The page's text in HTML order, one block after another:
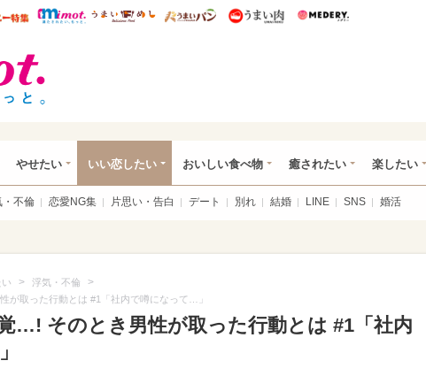
マ* ウレぴあ総研 ディズニー特集
mimot. うまいめし うまいパン うまい肉
やせたい いい恋したい おいしい食べ物 癒されたい 楽したい
・不倫 恋愛NG集 片思い・告白 デート 別れ 結婚 LINE SNS 婚活
> 浮気・不倫 >
が取った行動とは #1「社内で噂になって…」
…! そのとき男性が取った行動とは #1「社内